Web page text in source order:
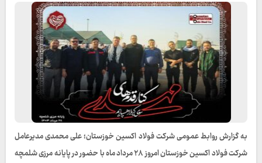
به گزارش روابط عمومی شرکت فولاد اکسین خوزستان؛ علی محمدی مدیرعامل
شرکت فولاد اکسین خوزستان امروز ۲۸ مرداد ماه با حضور در پایانه مرزی شلمچه